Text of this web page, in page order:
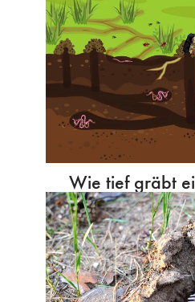
Wie tief gräbt